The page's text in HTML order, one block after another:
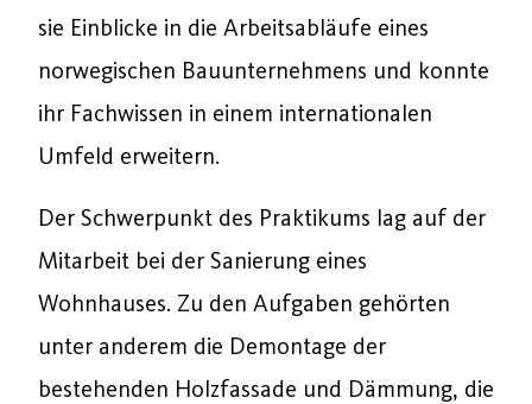
sie Einblicke in die Arbeitsabläufe eines
norwegischen Bauunternehmens und konnte
ihr Fachwissen in einem internationalen
Umfeld erweitern.
Der Schwerpunkt des Praktikums lag auf der
Mitarbeit bei der Sanierung eines
Wohnhauses. Zu den Aufgaben gehörten
unter anderem die Demontage der
bestehenden Holzfassade und Dämmung, die